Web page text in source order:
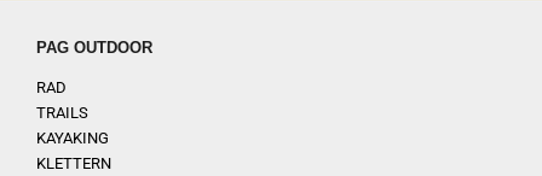
PAG OUTDOOR
RAD
TRAILS
KAYAKING
KLETTERN